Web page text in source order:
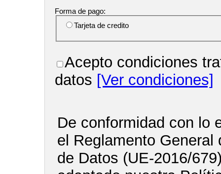
Forma de pago:
Tarjeta de credito
Acepto condiciones
datos [Ver condiciones]
De conformidad con lo
el Reglamento General
de Datos (UE-2016/